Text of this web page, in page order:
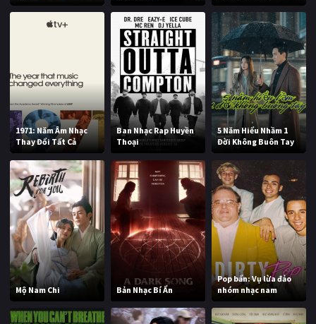
1971: Năm Âm Nhạc
Thay Đổi Tất Cả
Ban Nhạc Rap Huyền
Thoại
5 Năm Hiểu Nhầm 1
Đời Không Buôn Tay
Mộ Nam Chi Bản Nhạc Bí Ẩn
Pop bẩn: Vụ lừa đảo
nhóm nhạc nam